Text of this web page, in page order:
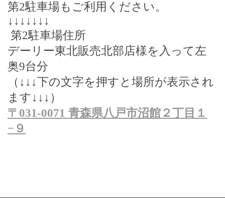
第2駐車場もご利用ください。
↓↓↓↓↓↓↓
第2駐車場住所
デーリー東北販売北部店様を入って左
奥9台分
（ ↓↓↓下の文字を押すと場所が表示され
ます ↓↓↓ ）
〒 031-0071 青森県八戸市沼館２丁目１
− ９